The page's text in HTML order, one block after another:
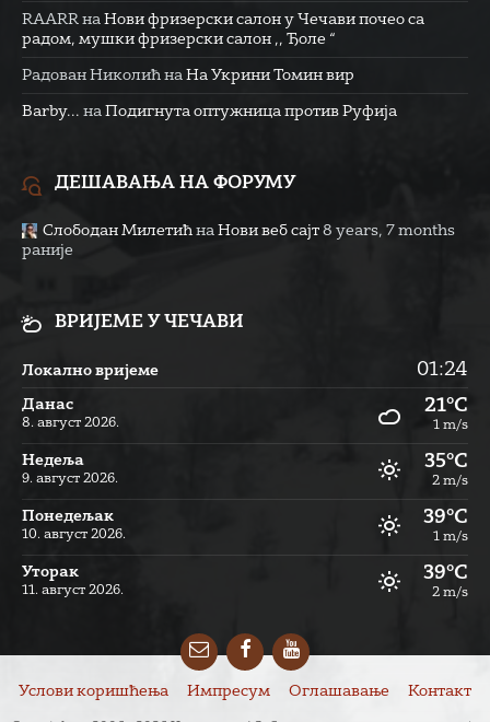
RAARR на Нови фризерски салон у Чечави почео са
радом, мушки фризерски салон ,, Ђоле “
Радован Николић на На Укрини Томин вир
Barby... на Подигнута оптужница против Руфија
ДЕШАВАЊА НА ФОРУМУ
Слободан Милетић на Нови веб сајт 8 years, 7 months
раније
ВРИЈЕМЕ У ЧЕЧАВИ
Локално вријеме 01:24
Данас
8. август 2026.
21°C
1 m/s
Недеља
9. август 2026.
35°C
2 m/s
Понедељак
10. август 2026.
39°C
1 m/s
Уторак
11. август 2026.
39°C
2 m/s
EmailFacebookYouTube
Услови коришћења Импресум Оглашавање Контакт